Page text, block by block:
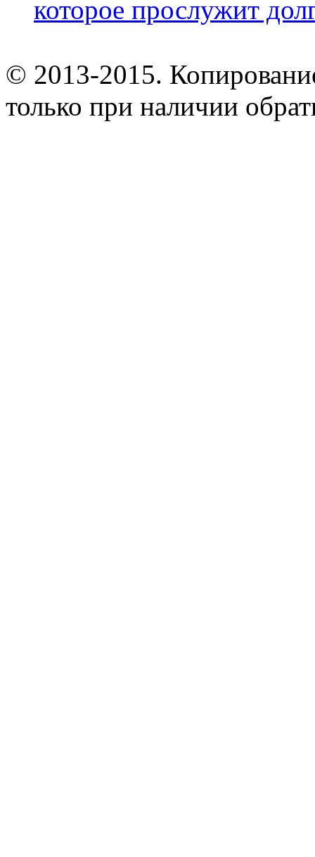
которое прослужит
© 2013-2015.
только при наличии